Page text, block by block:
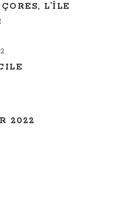
L’ÎLE
2022